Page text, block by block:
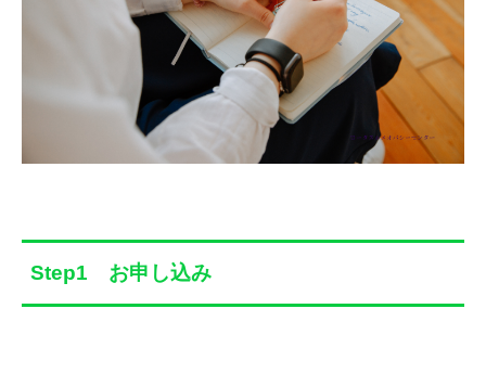
Step1 お申し込み